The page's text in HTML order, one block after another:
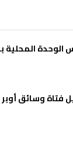
المحلية
وسائق أوبر بكفالة 5